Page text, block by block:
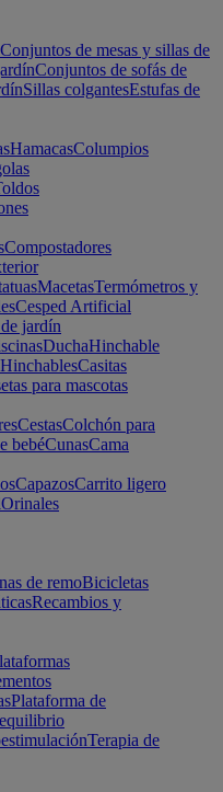
Conjuntos de mesas y sillas de
Conjuntos de sofás de
Sillas colgantesEstufas de
HamacasColumpios
Compostadores
MacetasTermómetros y
Cesped Artificial
jardín
DuchaHinchable
HinchablesCasitas
para mascotas
CestasColchón para
bebéCunasCama
CapazosCarrito ligero
Orinales
de remoBicicletas
Recambios y
Plataforma de
Terapia de